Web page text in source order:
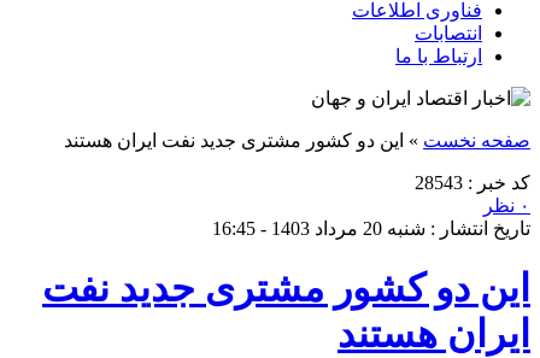
فناوری اطلاعات
انتصابات
ارتباط با ما
صفحه نخست » این دو کشور مشتری جدید نفت ایران هستند
کد خبر : 28543
۰ نظر
تاریخ انتشار : شنبه 20 مرداد 1403 - 16:45
این دو کشور مشتری جدید نفت
ایران هستند